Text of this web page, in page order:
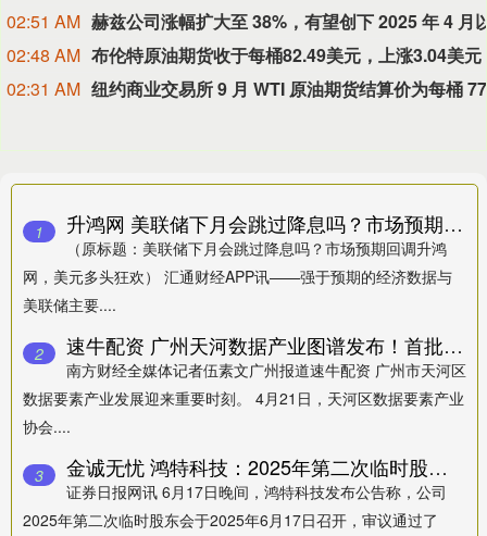
02:51 AM
02:48 AM
02:31 AM
1 升鸿网 美联储下月会跳过降息吗？市场预期回调，美元多头狂欢
（原标题：美联储下月会跳过降息吗？市场预期回调升鸿
网，美元多头狂欢） 汇通财经APP讯——强于预期的经济数据与
美联储主要....
2 速牛配资 广州天河数据产业图谱发布！首批340家企业入选 全链条生态形成
南方财经全媒体记者伍素文广州报道速牛配资 广州市天河区
数据要素产业发展迎来重要时刻。 4月21日，天河区数据要素产业
协会....
3 金诚无忧 鸿特科技：2025年第二次临时股东会决议公告
证券日报网讯 6月17日晚间，鸿特科技发布公告称，公司
2025年第二次临时股东会于2025年6月17日召开，审议通过了